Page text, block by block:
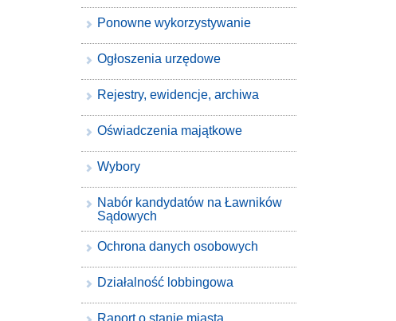
Ponowne wykorzystywanie
Ogłoszenia urzędowe
Rejestry, ewidencje, archiwa
Oświadczenia majątkowe
Wybory
Nabór kandydatów na Ławników
Sądowych
Ochrona danych osobowych
Działalność lobbingowa
Raport o stanie miasta